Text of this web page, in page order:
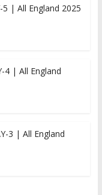
| All England 2025
4 | All England
3 | All England